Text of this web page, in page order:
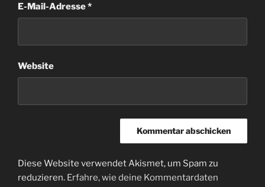
E-Mail-Adresse*
Website
Diese Website verwendet Akismet, um Spam zu
reduzieren. Erfahre, wie deine Kommentardaten